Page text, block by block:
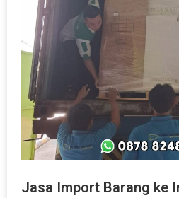
Jasa Import Barang ke